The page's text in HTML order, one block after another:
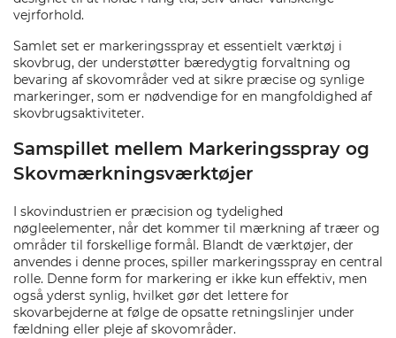
vejrforhold.
Samlet set er markeringsspray et essentielt værktøj i
skovbrug, der understøtter bæredygtig forvaltning og
bevaring af skovområder ved at sikre præcise og synlige
markeringer, som er nødvendige for en mangfoldighed af
skovbrugsaktiviteter.
Samspillet mellem Markeringsspray og
Skovmærkningsværktøjer
I skovindustrien er præcision og tydelighed
nøgleelementer, når det kommer til mærkning af træer og
områder til forskellige formål. Blandt de værktøjer, der
anvendes i denne proces, spiller markeringsspray en central
rolle. Denne form for markering er ikke kun effektiv, men
også yderst synlig, hvilket gør det lettere for
skovarbejderne at følge de opsatte retningslinjer under
fældning eller pleje af skovområder.